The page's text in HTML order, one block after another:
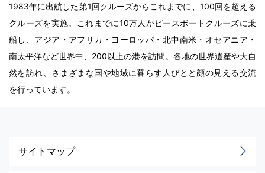
1983年に出航した第1回クルーズからこれまでに、100回を超える
クルーズを実施。これまでに10万人がピースボートクルーズに乗
船し、アジア・アフリカ・ヨーロッパ・北中南米・オセアニア・
南太平洋など世界中、200以上の港を訪問。各地の世界遺産や大自
然を訪れ、さまざまな国や地域に暮らす人びとと顔の見える交流
を行っています。
サイトマップ